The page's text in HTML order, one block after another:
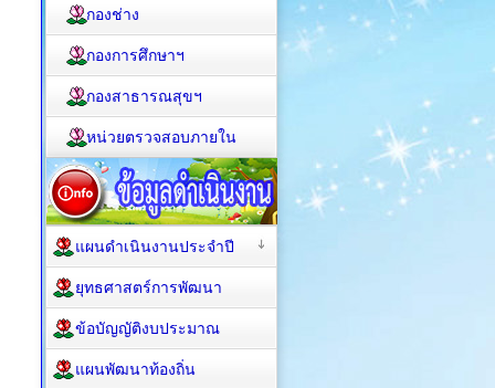
กองช่าง
กองการศึกษาฯ
กองสาธารณสุขฯ
หน่วยตรวจสอบภายใน
แผนดำเนินงานประจำปี
ยุทธศาสตร์การพัฒนา
ข้อบัญญัติงบประมาณ
แผนพัฒนาท้องถิ่น